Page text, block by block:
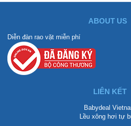
ABOUT US
Diễn đàn rao vặt miễn phí
LIÊN KẾT
Babydeal
Lều xông hơi tự